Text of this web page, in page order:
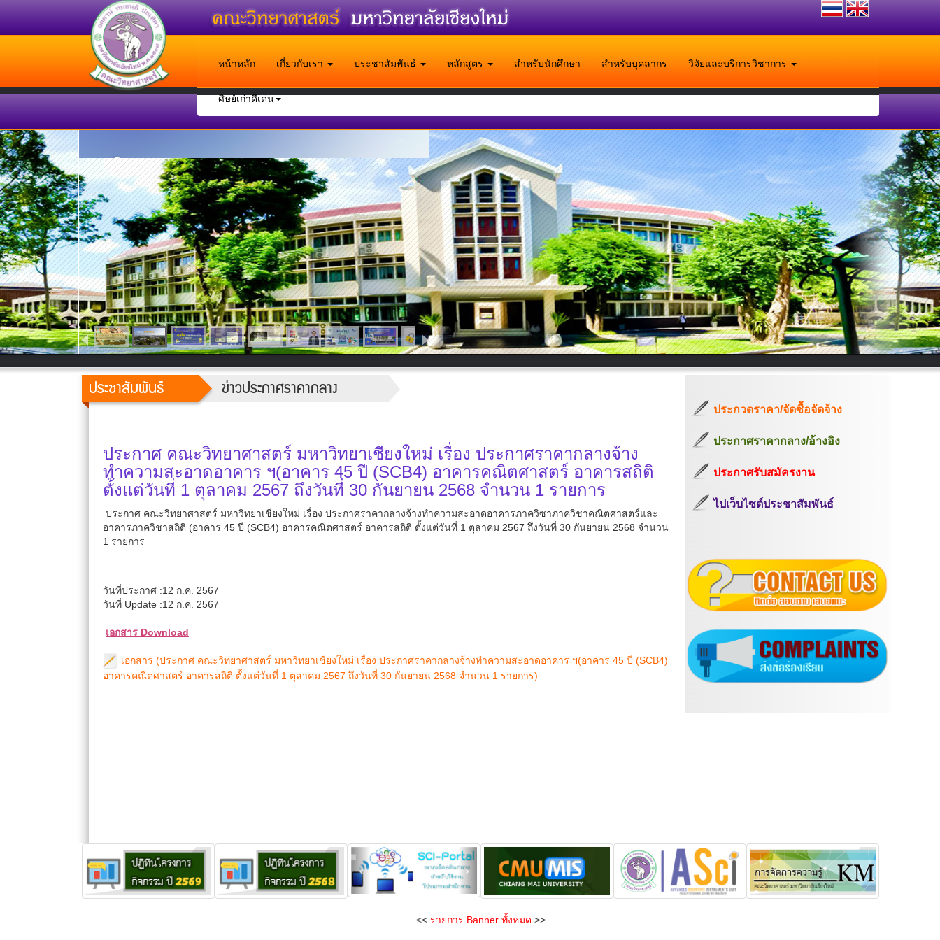
หน้าหลัก เกี่ยวกับเรา ประชาสัมพันธ์ หลักสูตร สำหรับนักศึกษา สำหรับบุคลากร วิจัยและบริการวิชาการ
ศิษย์เก่าดีเด่น
ประชาสัมพันธ์ ข่าวประกาศราคากลาง
ประกาศ คณะวิทยาศาสตร์ มหาวิทยาเชียงใหม่ เรื่อง ประกาศราคากลางจ้าง
ทำความสะอาดอาคาร ฯ(อาคาร 45 ปี (SCB4) อาคารคณิตศาสตร์ อาคารสถิติ
ตั้งแต่วันที่ 1 ตุลาคม 2567 ถึงวันที่ 30 กันยายน 2568 จำนวน 1 รายการ
ประกาศ คณะวิทยาศาสตร์ มหาวิทยาเชียงใหม่ เรื่อง ประกาศราคากลางจ้างทำความสะอาดอาคารภาควิซาภาควิชาคณิตศาสตร์และ
อาคารภาควิชาสถิติ (อาคาร 45 ปี (SCB4) อาคารคณิตศาสตร์ อาคารสถิติ ตั้งแต่วันที่ 1 ตุลาคม 2567 ถึงวันที่ 30 กันยายน 2568 จำนวน
1 รายการ
วันที่ประกาศ :12 ก.ค. 2567
วันที่ Update :12 ก.ค. 2567
เอกสาร Download
เอกสาร (ประกาศ คณะวิทยาศาสตร์ มหาวิทยาเชียงใหม่ เรื่อง ประกาศราคากลางจ้างทำความสะอาดอาคาร ฯ(อาคาร 45 ปี (SCB4)
อาคารคณิตศาสตร์ อาคารสถิติ ตั้งแต่วันที่ 1 ตุลาคม 2567 ถึงวันที่ 30 กันยายน 2568 จำนวน 1 รายการ)
ประกวดราคา/จัดซื้อจัดจ้าง
ประกาศราคากลาง/อ้างอิง
ประกาศรับสมัครงาน
ไปเว็บไซต์ประชาสัมพันธ์
<< รายการ Banner ทั้งหมด >>